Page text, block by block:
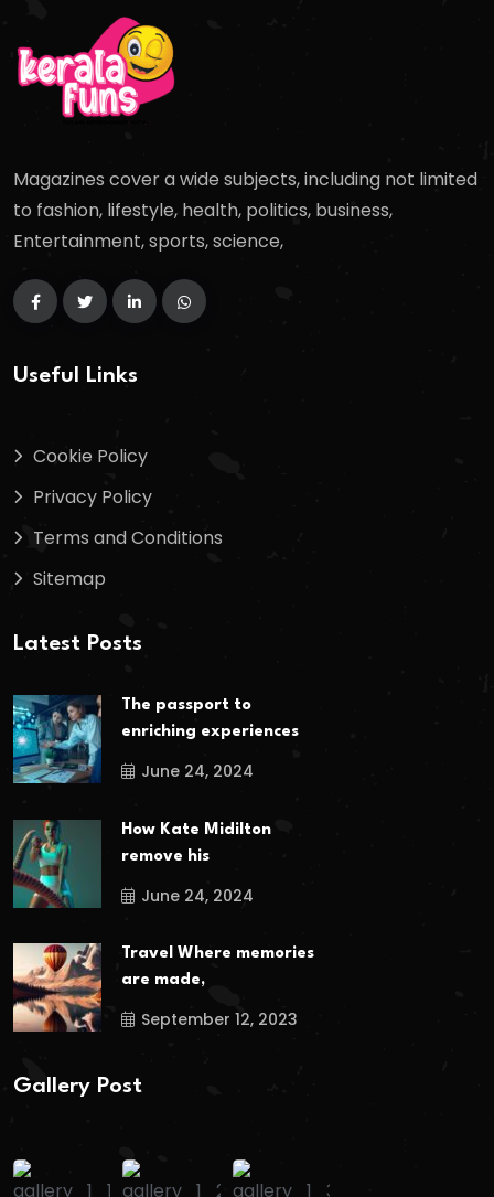
Magazines cover a wide subjects, including not limited
to fashion, lifestyle, health, politics, business,
Entertainment, sports, science,
Useful Links
Cookie Policy
Privacy Policy
Terms and Conditions
Sitemap
Latest Posts
The passport to
enriching experiences
June 24, 2024
How Kate Midilton
remove his
June 24, 2024
Travel Where memories
are made,
September 12, 2023
Gallery Post